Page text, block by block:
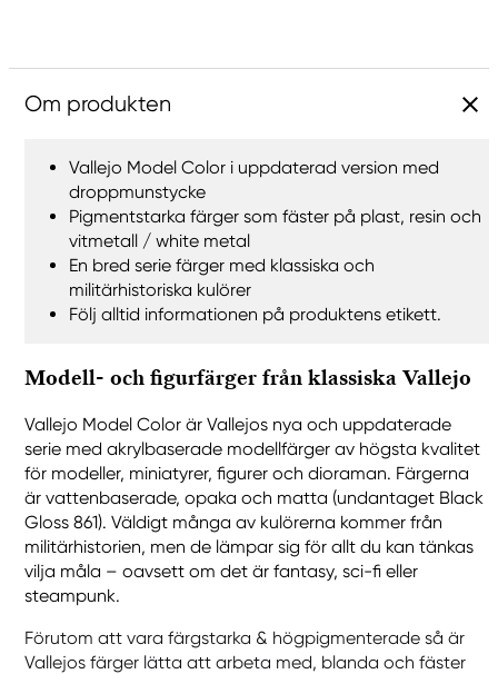
Om produkten
Vallejo Model Color i uppdaterad version med
droppmunstycke
Pigmentstarka färger som fäster på plast, resin och
vitmetall / white metal
En bred serie färger med klassiska och
militärhistoriska kulörer
Följ alltid informationen på produktens etikett.
Modell- och figurfärger från klassiska Vallejo
Vallejo Model Color är Vallejos nya och uppdaterade
serie med akrylbaserade modellfärger av högsta kvalitet
för modeller, miniatyrer, figurer och dioraman. Färgerna
är vattenbaserade, opaka och matta (undantaget Black
Gloss 861). Väldigt många av kulörerna kommer från
militärhistorien, men de lämpar sig för allt du kan tänkas
vilja måla – oavsett om det är fantasy, sci-fi eller
steampunk.
Förutom att vara färgstarka & högpigmenterade så är
Vallejos färger lätta att arbeta med, blanda och fäster